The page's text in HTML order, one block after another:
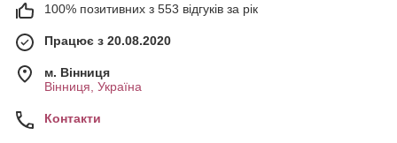
100% позитивних з 553 відгуків за рік
Працює з 20.08.2020
м. Вінниця
Вінниця, Україна
Контакти